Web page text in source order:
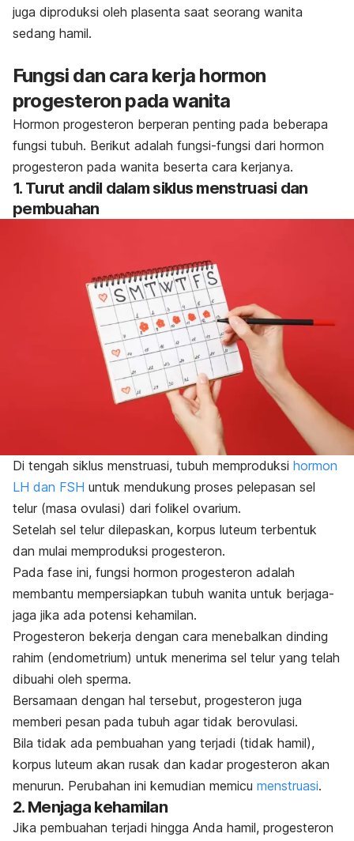
juga diproduksi oleh plasenta saat seorang wanita
sedang hamil.
Fungsi dan cara kerja hormon
progesteron pada wanita
Hormon progesteron berperan penting pada beberapa
fungsi tubuh. Berikut adalah fungsi-fungsi dari hormon
progesteron pada wanita beserta cara kerjanya.
1. Turut andil dalam siklus menstruasi dan
pembuahan
Di tengah siklus menstruasi, tubuh memproduksi hormon
LH dan FSH untuk mendukung proses pelepasan sel
telur (masa ovulasi) dari folikel ovarium.
Setelah sel telur dilepaskan, korpus luteum terbentuk
dan mulai memproduksi progesteron.
Pada fase ini, fungsi hormon progesteron adalah
membantu mempersiapkan tubuh wanita untuk berjaga-
jaga jika ada potensi kehamilan.
Progesteron bekerja dengan cara menebalkan dinding
rahim (endometrium) untuk menerima sel telur yang telah
dibuahi oleh sperma.
Bersamaan dengan hal tersebut, progesteron juga
memberi pesan pada tubuh agar tidak berovulasi.
Bila tidak ada pembuahan yang terjadi (tidak hamil),
korpus luteum akan rusak dan kadar progesteron akan
menurun. Perubahan ini kemudian memicu menstruasi.
2. Menjaga kehamilan
Jika pembuahan terjadi hingga Anda hamil, progesteron